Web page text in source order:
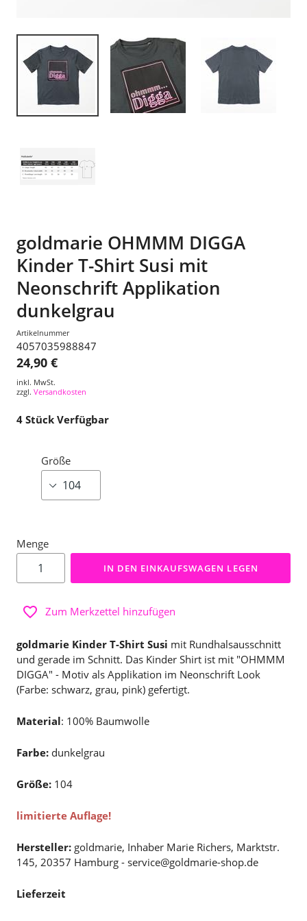
goldmarie OHMMM DIGGA
Kinder T-Shirt Susi mit
Neonschrift Applikation
dunkelgrau
Artikelnummer
4057035988847
24,90 €
inkl. MwSt.
zzgl. Versandkosten
4 Stück Verfügbar
Größe
Menge
IN DEN EINKAUFSWAGEN LEGEN
Zum Merkzettel hinzufügen
goldmarie Kinder T-Shirt Susi mit Rundhalsausschnitt
und gerade im Schnitt. Das Kinder Shirt ist mit "OHMMM
DIGGA" - Motiv als Applikation im Neonschrift Look
(Farbe: schwarz, grau, pink) gefertigt.
Material: 100% Baumwolle
Farbe: dunkelgrau
Größe: 104
limitierte Auflage!
Hersteller: goldmarie, Inhaber Marie Richers, Marktstr.
145, 20357 Hamburg - service@goldmarie-shop.de
Lieferzeit